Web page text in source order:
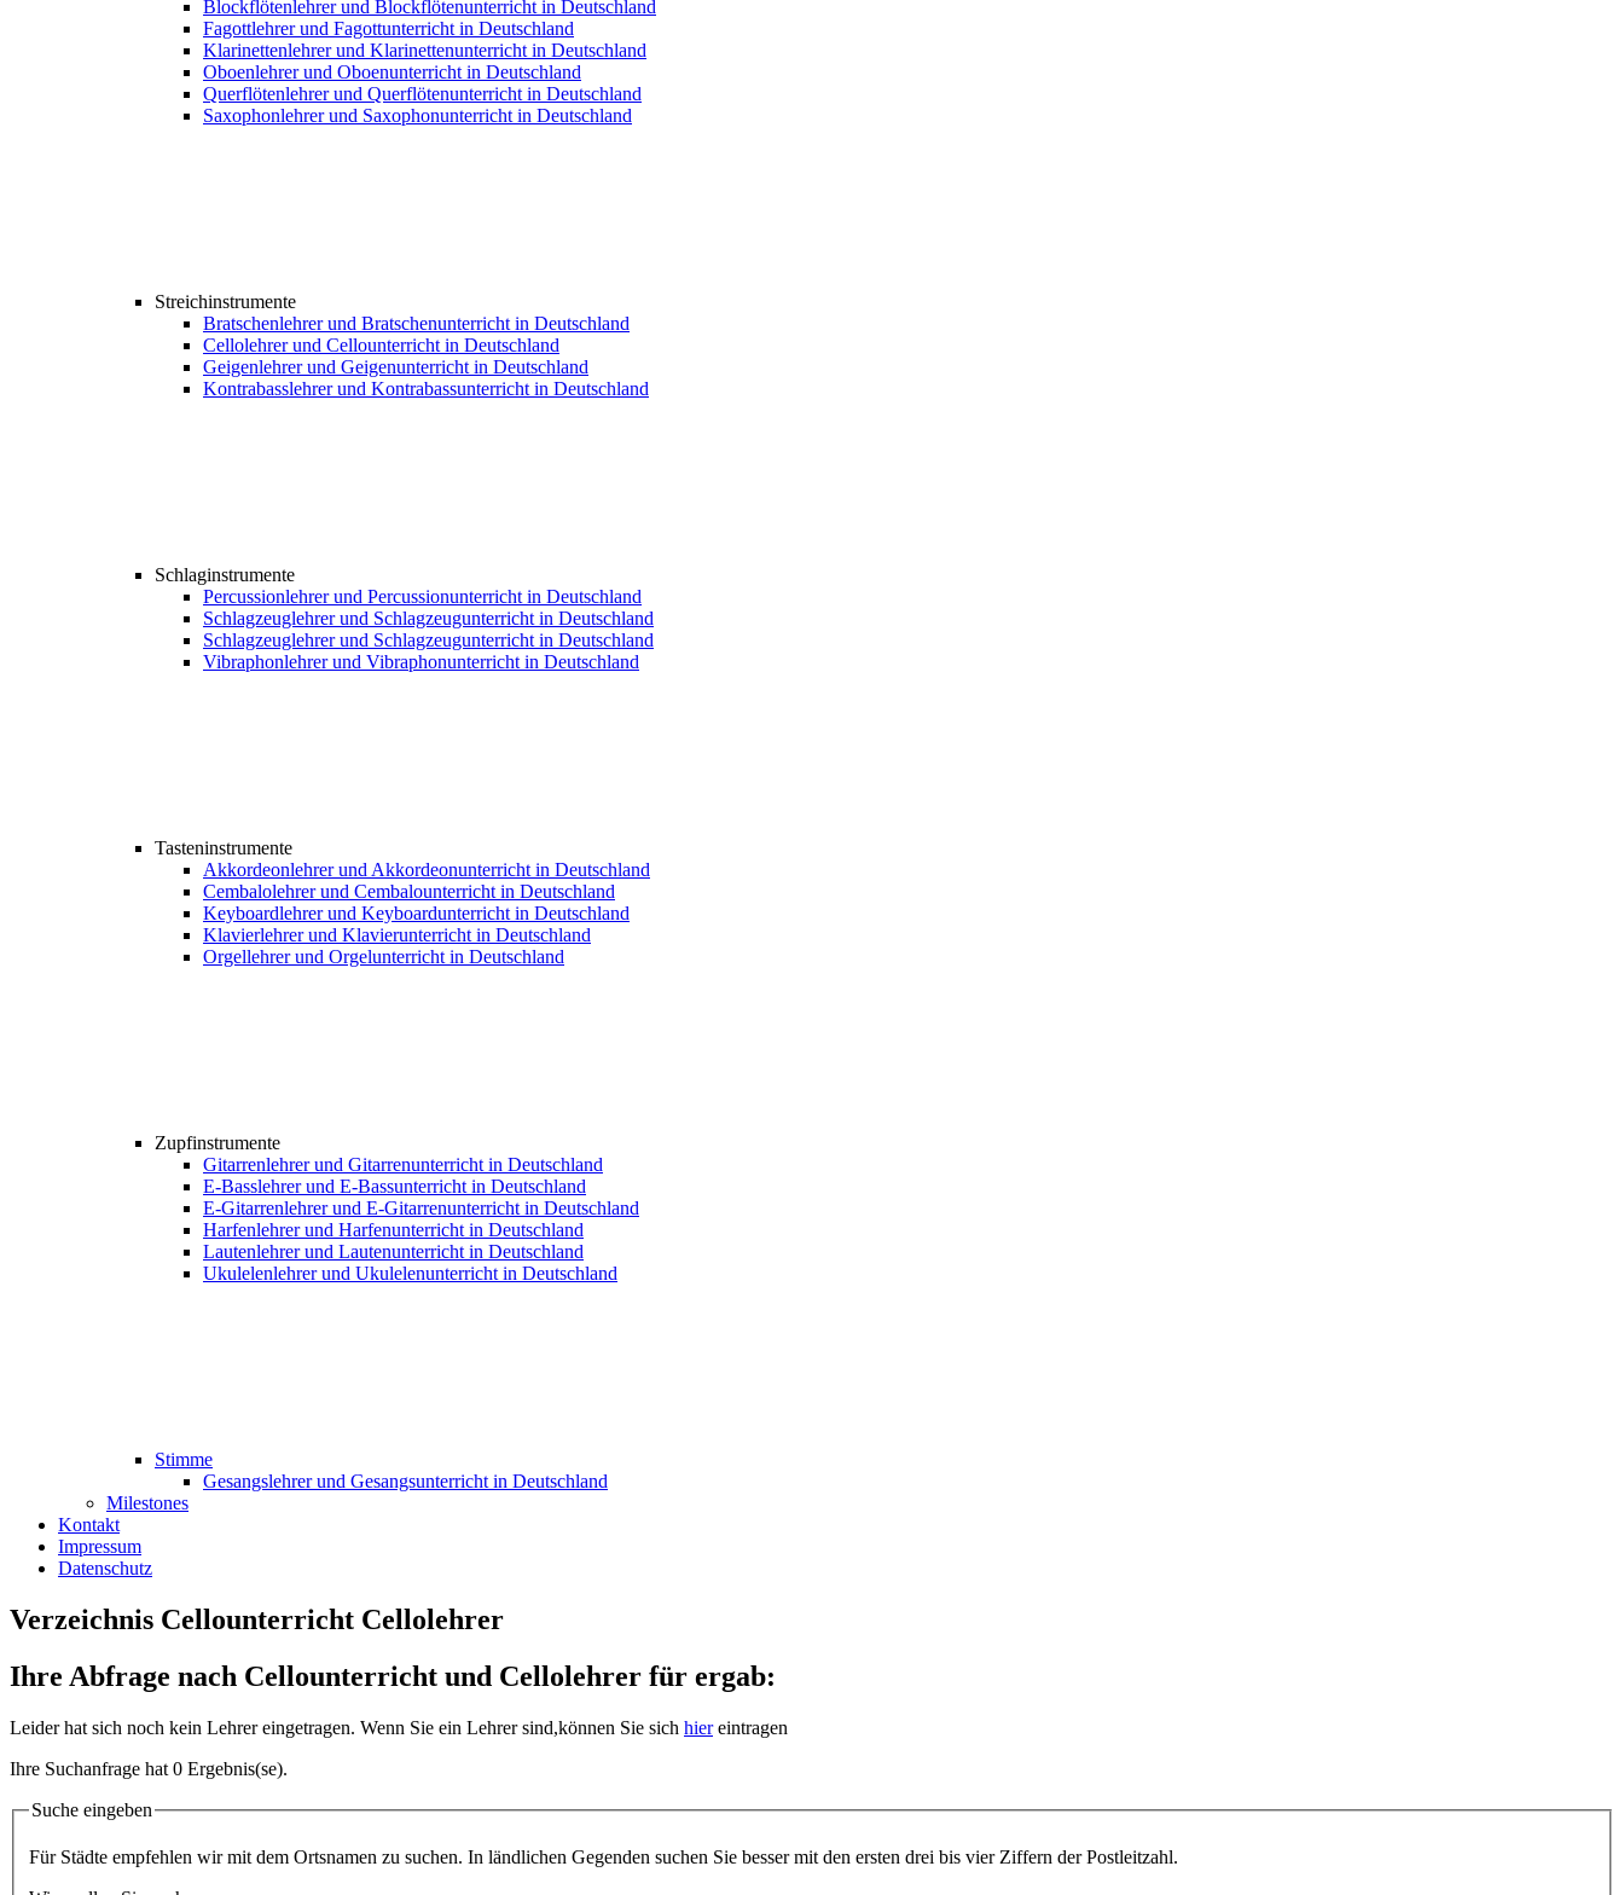
Blockflötenlehrer und Blockflötenunterricht in Deutschland
Fagottlehrer und Fagottunterricht in Deutschland
Klarinettenlehrer und Klarinettenunterricht in Deutschland
Oboenlehrer und Oboenunterricht in Deutschland
Querflötenlehrer und Querflötenunterricht in Deutschland
Saxophonlehrer und Saxophonunterricht in Deutschland
Streichinstrumente
Bratschenlehrer und Bratschenunterricht in Deutschland
Cellolehrer und Cellounterricht in Deutschland
Geigenlehrer und Geigenunterricht in Deutschland
Kontrabasslehrer und Kontrabassunterricht in Deutschland
Schlaginstrumente
Percussionlehrer und Percussionunterricht in Deutschland
Schlagzeuglehrer und Schlagzeugunterricht in Deutschland
Schlagzeuglehrer und Schlagzeugunterricht in Deutschland
Vibraphonlehrer und Vibraphonunterricht in Deutschland
Tasteninstrumente
Akkordeonlehrer und Akkordeonunterricht in Deutschland
Cembalolehrer und Cembalounterricht in Deutschland
Keyboardlehrer und Keyboardunterricht in Deutschland
Klavierlehrer und Klavierunterricht in Deutschland
Orgellehrer und Orgelunterricht in Deutschland
Zupfinstrumente
Gitarrenlehrer und Gitarrenunterricht in Deutschland
E-Basslehrer und E-Bassunterricht in Deutschland
E-Gitarrenlehrer und E-Gitarrenunterricht in Deutschland
Harfenlehrer und Harfenunterricht in Deutschland
Lautenlehrer und Lautenunterricht in Deutschland
Ukulelenlehrer und Ukulelenunterricht in Deutschland
Stimme
Gesangslehrer und Gesangsunterricht in Deutschland
Milestones
Kontakt
Impressum
Datenschutz
Verzeichnis Cellounterricht Cellolehrer
Ihre Abfrage nach Cellounterricht und Cellolehrer für ergab:
Leider hat sich noch kein Lehrer eingetragen. Wenn Sie ein Lehrer sind,können Sie sich hiereintragen
Ihre Suchanfrage hat 0 Ergebnis(se).
Suche eingeben
Für Städte empfehlen wir mit dem Ortsnamen zu suchen. In ländlichen Gegenden suchen Sie besser mit den ersten drei bis vier Ziffern der Postleitzahl.